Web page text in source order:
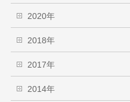
2020年
2018年
2017年
2014年